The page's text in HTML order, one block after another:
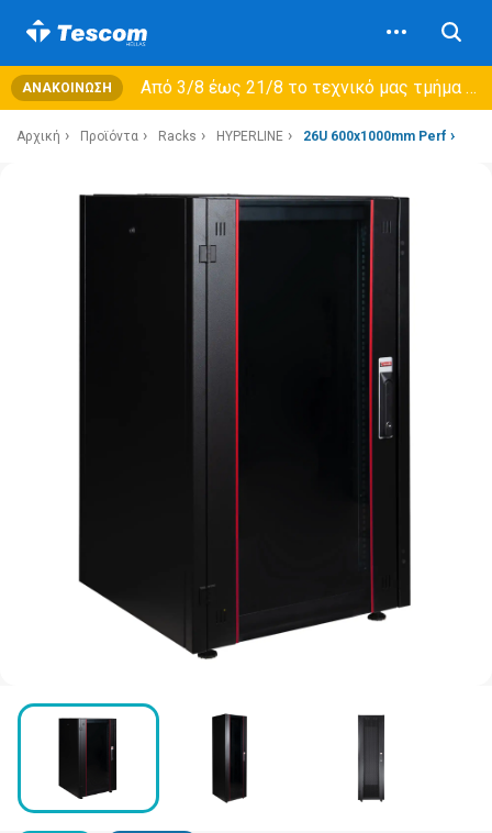
ΑΝΑΚΟΊΝΩΣΗ Από 3/8 έως 21/8 τo τεχνικό μας τμήμα θα εξυπηρετεί μόνο συμβόλαια συντήρησης και όχι νέες παραλαβές →
Αρχική Προϊόντα Racks HYPERLINE 26U 600x1000mm Perf